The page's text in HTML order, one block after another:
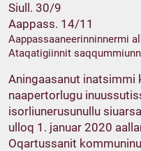
Siull. 30/9
Aappass. 14/11
Aappassaaneerinninnermi
Ataqatigiinnit
Aningaasanut inatsimmi
naapertorlugu
isorliunerusunullu
ulloq 1. januar 2020
Oqartussanit